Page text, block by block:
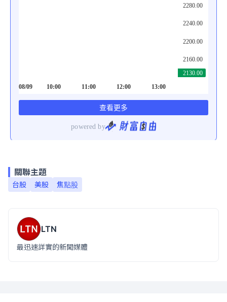
關聯主題
台股 美股 焦點股
LTN
最迅速詳實的新聞媒體